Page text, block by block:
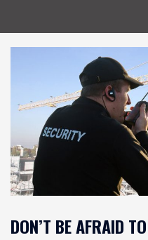
DON’T BE AFRAID